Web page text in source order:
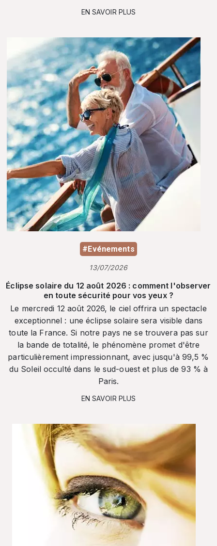
EN SAVOIR PLUS
#Evénements
13/07/2026
Éclipse solaire du 12 août 2026 : comment l'observer
en toute sécurité pour vos yeux ?
Le mercredi 12 août 2026, le ciel offrira un spectacle
exceptionnel : une éclipse solaire sera visible dans
toute la France. Si notre pays ne se trouvera pas sur
la bande de totalité, le phénomène promet d'être
particulièrement impressionnant, avec jusqu'à 99,5 %
du Soleil occulté dans le sud-ouest et plus de 93 % à
Paris.
EN SAVOIR PLUS